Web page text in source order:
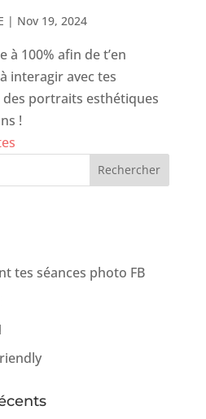
| Nov 19, 2024
100% afin de t’en
interagir avec tes
portraits esthétiques
!
tes séances photo FB